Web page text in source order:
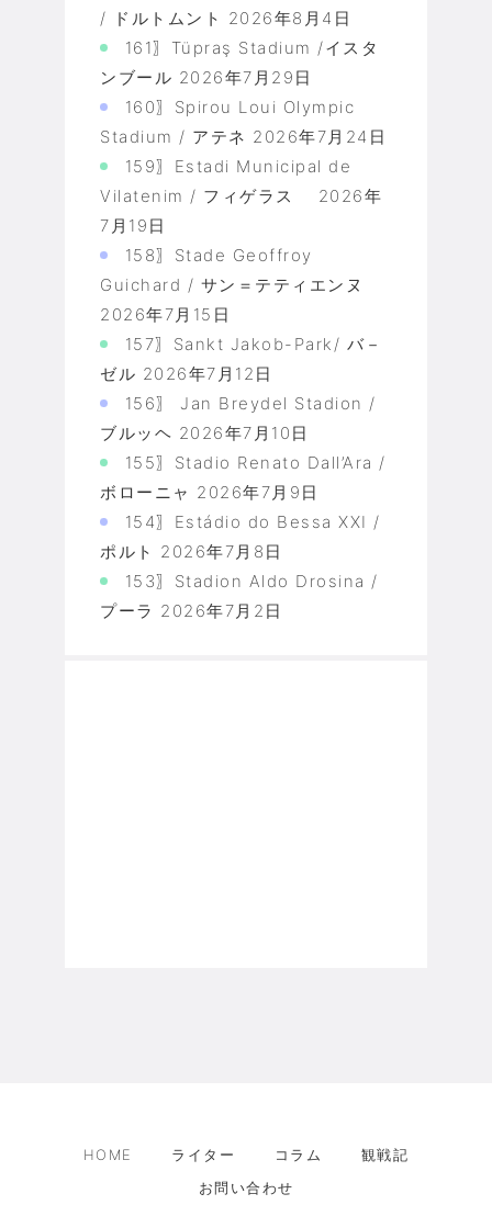
/ ドルトムント 2026年8月4日
161〗Tüpraş Stadium /イスタ
ンブール 2026年7月29日
160〗Spirou Loui Olympic
Stadium / アテネ 2026年7月24日
159〗Estadi Municipal de
Vilatenim / フィゲラス
2026年
7月19日
158〗Stade Geoffroy
Guichard / サン＝テティエンヌ
2026年7月15日
157〗Sankt Jakob-Park/ バ－
ゼル 2026年7月12日
156〗 Jan Breydel Stadion /
ブルッヘ 2026年7月10日
155〗Stadio Renato Dall’Ara /
ボローニャ 2026年7月9日
154〗Estádio do Bessa XXI /
ポルト 2026年7月8日
153〗Stadion Aldo Drosina /
プーラ 2026年7月2日
HOME ライター コラム
観戦記
お問い合わせ